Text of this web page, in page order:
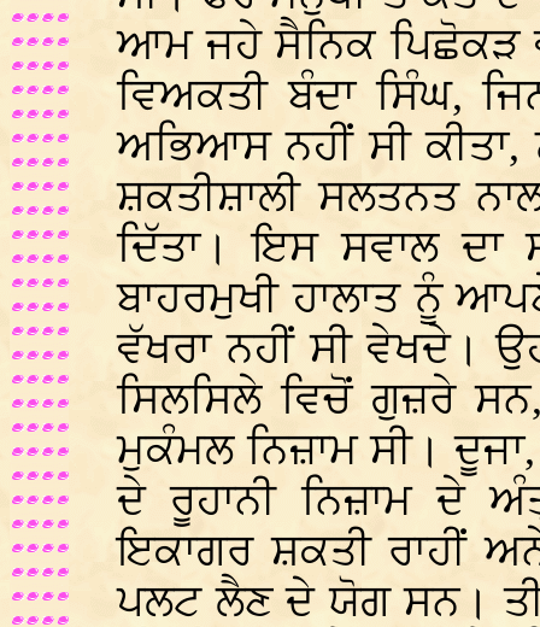
ਆਮ ਜਹੇ ਸੈਨਿਕ ਪਿਛੋਕੜ
ਵਿਅਕਤੀ ਬੰਦਾ ਸਿੰਘ,
ਅਭਿਆਸ ਨਹੀਂ ਸੀ
ਸ਼ਕਤੀਸ਼ਾਲੀ ਸਲਤਨਤ
ਦਿੱਤਾ। ਇਸ ਸਵਾਲ ਦਾ
ਬਾਹਰਮੁਖੀ ਹਾਲਾਤ ਨੂੰ
ਵੱਖਰਾ ਨਹੀਂ ਸੀ ਵੇਖਦੇ।
ਸਿਲਸਿਲੇ ਵਿਚੋਂ ਗੁਜ਼ਰੇ
ਮੁਕੰਮਲ ਨਿਜ਼ਾਮ ਸੀ।
ਦੇ ਰੂਹਾਨੀ ਨਿਜ਼ਾਮ ਦੇ
ਇਕਾਗਰ ਸ਼ਕਤੀ ਰਾਹੀਂ
ਪਲਟ ਲੈਣ ਦੇ ਯੋਗ ਸਨ।